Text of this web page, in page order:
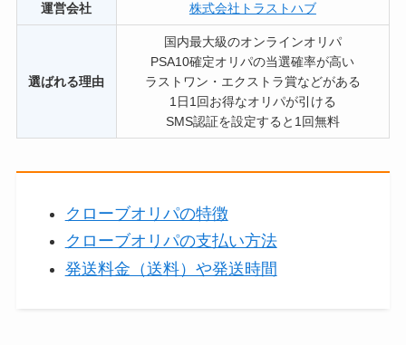
運営会社 株式会社トラストハブ
選ばれる理由
国内最大級のオンラインオリパ
PSA10確定オリパの当選確率が高い
ラストワン・エクストラ賞などがある
1日1回お得なオリパが引ける
SMS認証を設定すると1回無料
クローブオリパの特徴
クローブオリパの支払い方法
発送料金（送料）や発送時間